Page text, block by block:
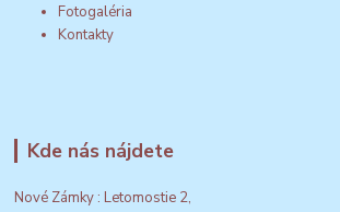
Fotogaléria
Kontakty
Kde nás nájdete
Nové Zámky : Letomostie 2,